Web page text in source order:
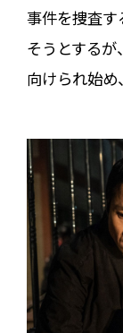
事件を捜査
そうとする
向けられ始め